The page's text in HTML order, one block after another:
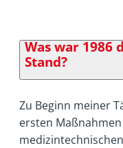
Was war 1986
Stand?
Zu Beginn meiner
ersten